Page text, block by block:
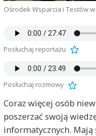
Ośrodek Wsparcia i Testów
Posłuchaj reportażu
Posłuchaj rozmowy
Coraz więcej osób
poszerzać swoją
informatycznych. Mają